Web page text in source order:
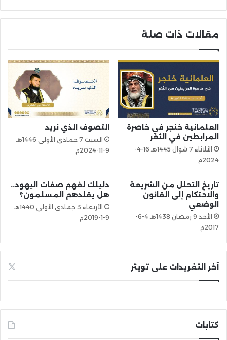
مقالات ذات صلة
العلمانية خنجر في خاصرة
المرابطين في الثغر
الثلاثاء 7 شوال 1445هـ 16-4-
2024م
التصوف الذي نريد
السبت 7 جمادى الأولى 1446هـ
9-11-2024م
تاريخ التحلل من الشريعة
والاحتكام إلى القانون
الوضعي
الأحد 9 رمضان 1438هـ 4-6-
2017م
دليلك لفهم صفات اليهود..
هل يقلدهم المسلمون؟
الأربعاء 3 جمادى الأولى 1440هـ
9-1-2019م
آخر التغريدات على تويتر
كتابات